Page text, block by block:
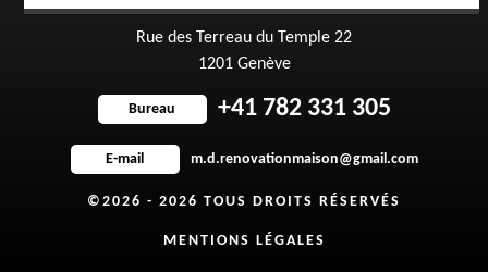
Rue des Terreau du Temple 22
1201 Genève
Bureau +41 782 331 305
E-mail m.d.renovationmaison@gmail.com
©2026 - 2026 TOUS DROITS RÉSERVÉS
MENTIONS LÉGALES